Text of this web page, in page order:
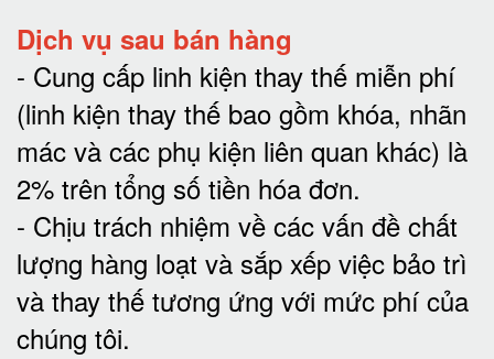
Dịch vụ sau bán hàng
- Cung cấp linh kiện thay thế miễn phí
(linh kiện thay thế bao gồm khóa, nhãn
mác và các phụ kiện liên quan khác) là
2% trên tổng số tiền hóa đơn.
- Chịu trách nhiệm về các vấn đề chất
lượng hàng loạt và sắp xếp việc bảo trì
và thay thế tương ứng với mức phí của
chúng tôi.